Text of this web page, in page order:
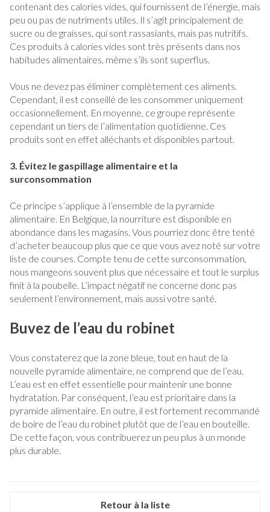
contenant des calories vides, qui fournissent de l’énergie, mais
peu ou pas de nutriments utiles. Il s’agit principalement de
sucre ou de graisses, qui sont rassasiants, mais pas nutritifs.
Ces produits à calories vides sont très présents dans nos
habitudes alimentaires, même s’ils sont superflus.
Vous ne devez pas éliminer complètement ces aliments.
Cependant, il est conseillé de les consommer uniquement
occasionnellement. En moyenne, ce groupe représente
cependant un tiers de l’alimentation quotidienne. Ces
produits sont en effet alléchants et disponibles partout.
3. Évitez le gaspillage alimentaire et la
surconsommation
Ce principe s’applique à l’ensemble de la pyramide
alimentaire. En Belgique, la nourriture est disponible en
abondance dans les magasins. Vous pourriez donc être tenté
d’acheter beaucoup plus que ce que vous avez noté sur votre
liste de courses. Compte tenu de cette surconsommation,
nous mangeons souvent plus que nécessaire et tout le surplus
finit à la poubelle. L’impact négatif ne concerne donc pas
seulement l’environnement, mais aussi votre santé.
Buvez de l’eau du robinet
Vous constaterez que la zone bleue, tout en haut de la
nouvelle pyramide alimentaire, ne comprend que de l’eau.
L’eau est en effet essentielle pour maintenir une bonne
hydratation. Par conséquent, l’eau est prioritaire dans la
pyramide alimentaire. En outre, il est fortement recommandé
de boire de l’eau du robinet plutôt que de l’eau en bouteille.
De cette façon, vous contribuerez un peu plus à un monde
plus durable.
Retour à la liste